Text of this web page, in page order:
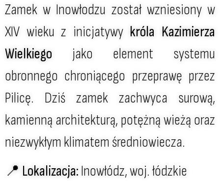
Zamek w Inowłodzu został wzniesiony w
XIV wieku z inicjatywy króla Kazimierza
Wielkiego jako element systemu
obronnego chroniącego przeprawę przez
Pilicę. Dziś zamek zachwyca surową,
kamienną architekturą, potężną wieżą oraz
niezwykłym klimatem średniowiecza.
📍 Lokalizacja:Inowłódz, woj. łódzkie